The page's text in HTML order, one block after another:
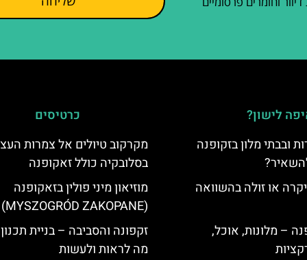
לישון?
ובבתי מלון בזקופנה
או זולה בהשוואה
– מלונות, אוכל,
כרטיסים
מקרקוב טיולים אל צמרות
בסלובקיה כולל זאקופנה
מוזיאון מיני פולין בזאקופנה
(MYSZOGRÓD ZAKOPANE)
זקפונה והסביבה – בניית
מה לראות ולעשות